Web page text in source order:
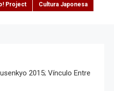
Project
Cultura Japonesa
2015; Vínculo Entre